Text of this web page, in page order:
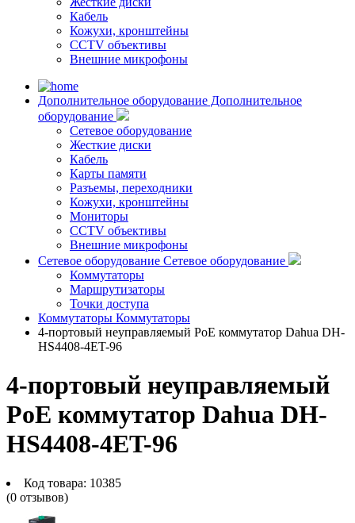
Кабель
Кожухи, кронштейны
CCTV объективы
Внешние микрофоны
Дополнительное оборудование Дополнительное
оборудование
Сетевое оборудование
Жесткие диски
Кабель
Карты памяти
Разъемы, переходники
Кожухи, кронштейны
Мониторы
CCTV объективы
Внешние микрофоны
Сетевое оборудование Сетевое оборудование
Коммутаторы
Маршрутизаторы
Точки доступа
Коммутаторы Коммутаторы
4-портовый неуправляемый PoE коммутатор Dahua DH-
HS4408-4ET-96
4-портовый неуправляемый
PoE коммутатор Dahua DH-
HS4408-4ET-96
Код товара: 10385
(0 отзывов)